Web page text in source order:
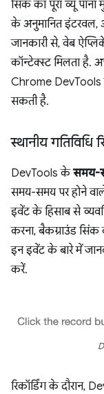
सिंक का पूरा व्यू
के अनुमानित
जानकारी से, वेब
कॉन्टेक्स्ट मिलता है.
Chrome DevTools
सकती है.
स्थानीय गतिविधि
DevTools केसमय-
समय-समय पर होने
इवेंट के हिसाब से
करना, बैकग्राउंड सिंक
इन इवेंट के बारे में
करें.
रिकॉर्डिंग के दौरान,